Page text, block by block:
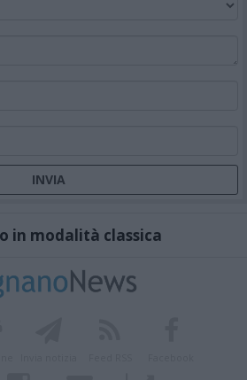
in modalità classica